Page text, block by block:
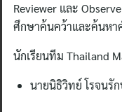
Reviewer และ
ศึกษาค้นคว้าและค้นหา
นักเรียนทีม Thailand
นายนิธิวิทย์ โรจนรั